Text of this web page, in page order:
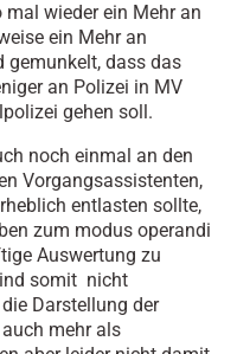
wieder ein Mehr an
ein Mehr an
gemunkelt, dass das
an Polizei in MV
gehen soll.
noch einmal an den
Vorgangsassistenten,
entlasten sollte,
zum modus operandi
Auswertung zu
somit nicht
Darstellung der
mehr als